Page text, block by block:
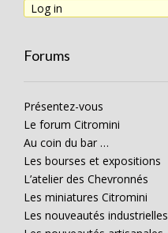
Log in
Forums
Présentez-vous
Le forum Citromini
Au coin du bar …
Les bourses et expositions
L’atelier des Chevronnés
Les miniatures Citromini
Les nouveautés industrielles